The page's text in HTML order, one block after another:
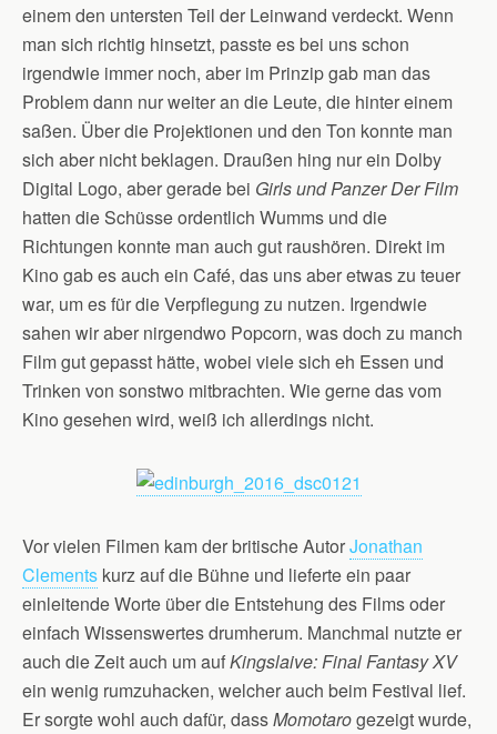
einem den untersten Teil der Leinwand verdeckt. Wenn
man sich richtig hinsetzt, passte es bei uns schon
irgendwie immer noch, aber im Prinzip gab man das
Problem dann nur weiter an die Leute, die hinter einem
saßen. Über die Projektionen und den Ton konnte man
sich aber nicht beklagen. Draußen hing nur ein Dolby
Digital Logo, aber gerade bei Girls und Panzer Der Film
hatten die Schüsse ordentlich Wumms und die
Richtungen konnte man auch gut raushören. Direkt im
Kino gab es auch ein Café, das uns aber etwas zu teuer
war, um es für die Verpflegung zu nutzen. Irgendwie
sahen wir aber nirgendwo Popcorn, was doch zu manch
Film gut gepasst hätte, wobei viele sich eh Essen und
Trinken von sonstwo mitbrachten. Wie gerne das vom
Kino gesehen wird, weiß ich allerdings nicht.
Vor vielen Filmen kam der britische AutorJonathan
Clements kurz auf die Bühne und lieferte ein paar
einleitende Worte über die Entstehung des Films oder
einfach Wissenswertes drumherum. Manchmal nutzte er
auch die Zeit auch um aufKingslaive: Final Fantasy XV
ein wenig rumzuhacken, welcher auch beim Festival lief.
Er sorgte wohl auch dafür, dassMomotarogezeigt wurde,